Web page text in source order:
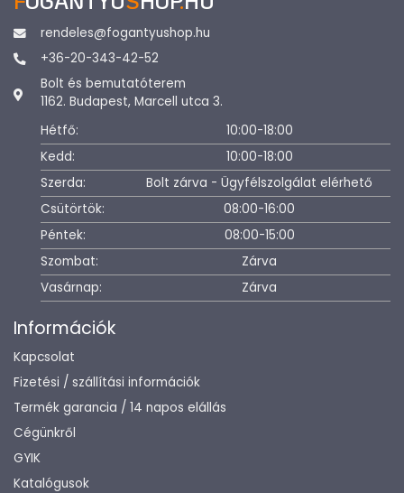
rendeles@fogantyushop.hu
+36-20-343-42-52
Bolt és bemutatóterem
1162. Budapest, Marcell utca 3.
Hétfő:
10:00-18:00
Kedd:
10:00-18:00
Szerda:
Bolt zárva - Ügyfélszolgálat elérhető
Csütörtök:
08:00-16:00
Péntek:
08:00-15:00
Szombat:
Zárva
Vasárnap:
Zárva
Információk
Kapcsolat
Fizetési / szállítási információk
Termék garancia / 14 napos elállás
Cégünkről
GYIK
Katalógusok